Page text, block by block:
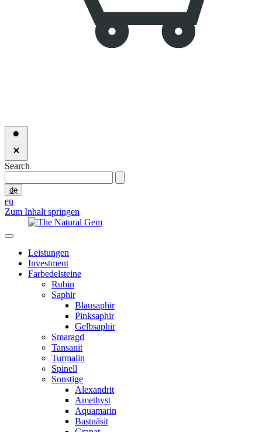
Search
de
en
Zum Inhalt springen
Leistungen
Investment
Farbedelsteine
Rubin
Saphir
Blausaphir
Pinksaphir
Gelbsaphir
Smaragd
Tansanit
Turmalin
Spinell
Sonstige
Alexandrit
Amethyst
Aquamarin
Bastnäsit